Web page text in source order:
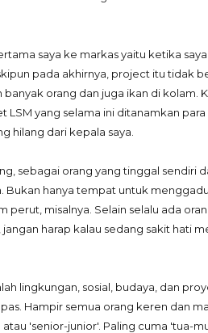
saya ke markas yaitu ketika
pada akhirnya, project itu tidak
orang dan juga ikan di kolam.
LSM yang selama ini ditanamkan
hilang dari kepala saya.
sebagai orang yang tinggal sendiri
Bukan hanya tempat untuk
perut, misalnya. Selain selalu ada
jangan harap kalau sedang sakit hati
lingkungan, sosial, budaya, dan
Hampir semua orang keren dan
'senior-junior'. Paling cuma 'tua-